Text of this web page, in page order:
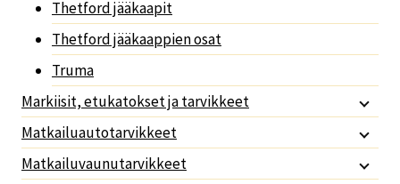
Thetford jääkaapit
Thetford jääkaappien osat
Truma
Markiisit, etukatokset ja tarvikkeet
Matkailuautotarvikkeet
Matkailuvaunutarvikkeet